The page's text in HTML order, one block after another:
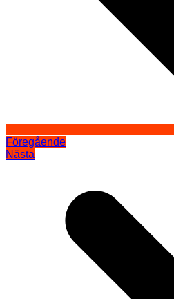
Föregående
Nästa